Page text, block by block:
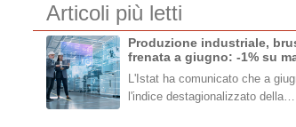
Articoli più letti
Produzione industriale,
frenata a giugno: -1% su
L'Istat ha comunicato che a
l'indice destagionalizzato della…